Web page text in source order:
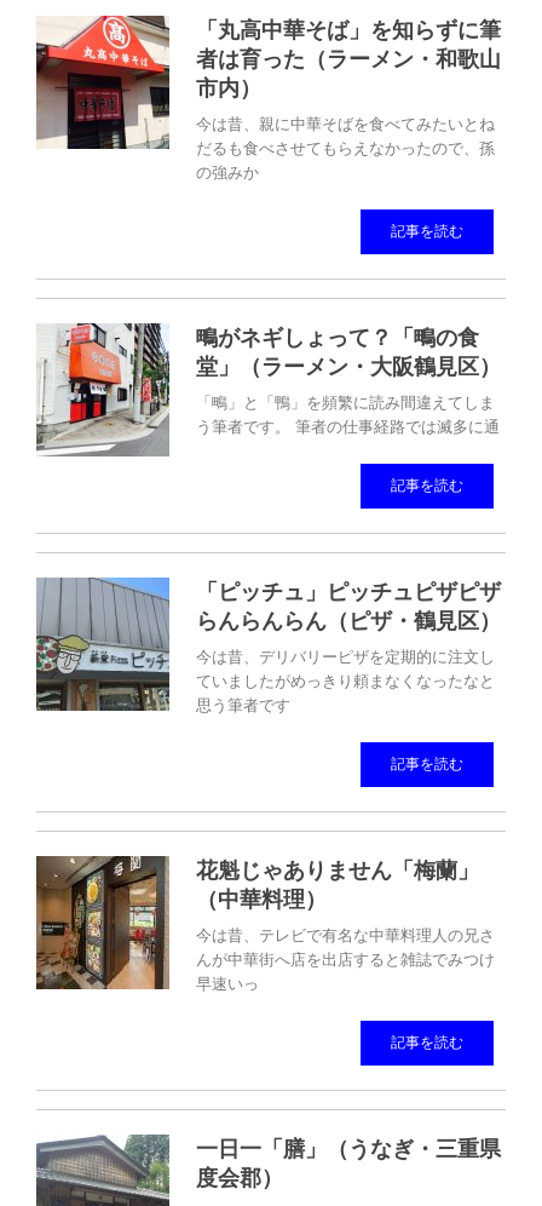
「丸高中華そば」を知らずに筆
者は育った（ラーメン・和歌山
市内）
今は昔、親に中華そばを食べてみたいとね
だるも食べさせてもらえなかったので、孫
の強みか
記事を読む
鴫がネギしょって？「鴫の食
堂」（ラーメン・大阪鶴見区）
「鴫」と「鴨」を頻繁に読み間違えてしま
う筆者です。 筆者の仕事経路では滅多に通
記事を読む
「ピッチュ」ピッチュピザピザ
らんらんらん（ピザ・鶴見区）
今は昔、デリバリーピザを定期的に注文し
ていましたがめっきり頼まなくなったなと
思う筆者です
記事を読む
花魁じゃありません「梅蘭」
（中華料理）
今は昔、テレビで有名な中華料理人の兄さ
んが中華街へ店を出店すると雑誌でみつけ
早速いっ
記事を読む
一日一「膳」（うなぎ・三重県
度会郡）